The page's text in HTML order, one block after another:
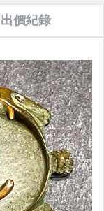
出價紀錄